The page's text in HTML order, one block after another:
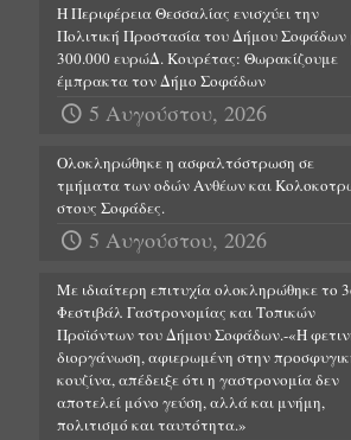
Η Περιφέρεια Θεσσαλίας ενισχύει την
Πολιτική Προστασία του Δήμου Σοφάδων
300.000 ευρώΔ. Κουρέτας: Θωρακίζουμε
έμπρακτα τον Δήμο Σοφάδων
5 Αυγούστου, 2026
Ολοκληρώθηκε η ασφαλτόστρωση σε
τμήματα των οδών Ανθέων και
στους Σοφάδες.
5 Αυγούστου, 2026
Με ιδιαίτερη επιτυχία ολοκληρώθηκε το
Φεστιβάλ Γαστρονομίας και Τοπικών
Προϊόντων του Δήμου Σοφάδων.-«Η
διοργάνωση, αφιερωμένη στην
κουζίνα, απέδειξε ότι η γαστρονομία δεν
αποτελεί μόνο γεύση, αλλά και μνήμη,
πολιτισμό και ταυτότητα.»